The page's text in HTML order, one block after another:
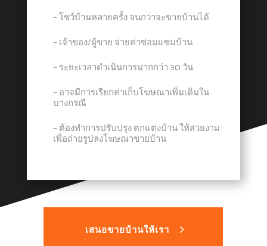
− โชว์บ้านหลายครั้ง จนกว่าจะขายบ้านได้
− เจ้าของ/ผู้ขาย จ่ายค่าซ่อมแซมบ้าน
− ระยะเวลาดำเนินการมากกว่า 30 วัน
− อาจมีการเรียกค่าเก็บโฆษณาเพิ่มเติมใน
บางกรณี
− ต้องทำการปรับปรุง ตกแต่งบ้าน ให้สวยงาม
เพื่อถ่ายรูปลงโฆษณาขายบ้าน
เสนอขายบ้านให้เรา